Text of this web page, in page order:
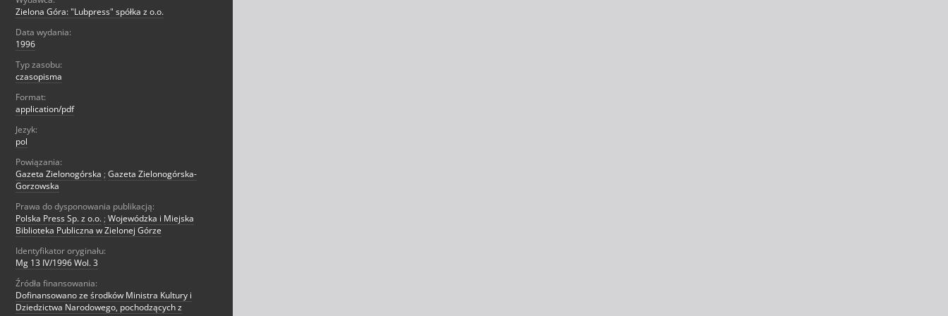
Zielona Góra: "Lubpress" spółka z o.o.
Data wydania:
1996
Typ zasobu:
czasopisma
Format:
application/pdf
Jezyk:
pol
Powiązania:
Gazeta Zielonogórska ; Gazeta Zielonogórska-
Gorzowska
Prawa do dysponowania publikacją:
Polska Press Sp. z o.o. ; Wojewódzka i Miejska
Biblioteka Publiczna w Zielonej Górze
Identyfikator oryginału:
Mg 13 IV/1996 Wol. 3
Źródła finansowania:
Dofinansowano ze środków Ministra Kultury i
Dziedzictwa Narodowego, pochodzących z